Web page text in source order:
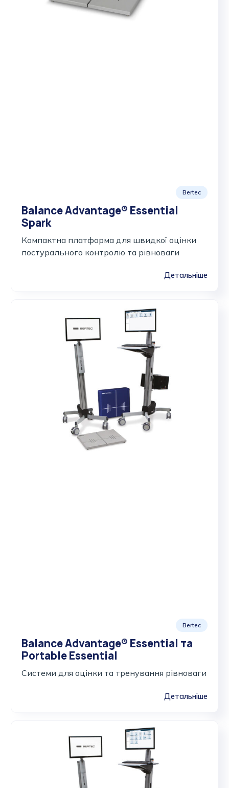
Bertec
Balance Advantage® Essential
Spark
Компактна платформа для швидкої оцінки
постурального контролю та рівноваги
Детальніше
Bertec
Balance Advantage® Essential та
Portable Essential
Cистеми для оцінки та тренування рівноваги
Детальніше